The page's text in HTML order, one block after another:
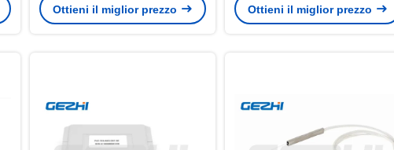
distribuzione del segnale ottico
Ottieni il miglior prezzo
sistemi FTTx
Ottieni il miglior prezzo